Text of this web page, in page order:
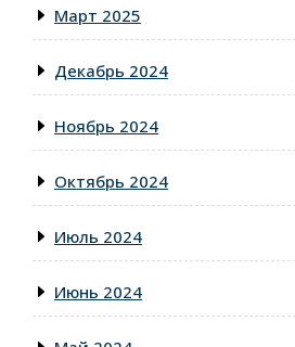
Март 2025
Декабрь 2024
Ноябрь 2024
Октябрь 2024
Июль 2024
Июнь 2024